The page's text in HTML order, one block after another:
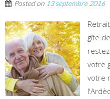
Posted on 13 septembre 2016
gîte
votre
votre